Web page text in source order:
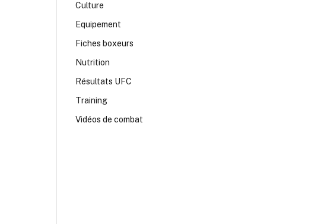
Culture
Equipement
Fiches boxeurs
Nutrition
Résultats UFC
Training
Vidéos de combat